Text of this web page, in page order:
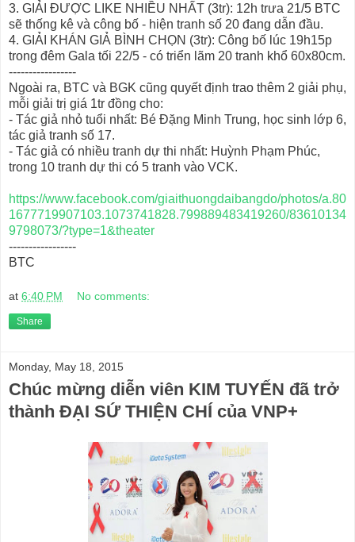
3. GIẢI ĐƯỢC LIKE NHIỀU NHẤT (3tr): 12h trưa 21/5 BTC
sẽ thống kê và công bố - hiện tranh số 20 đang dẫn đầu.
4. GIẢI KHÁN GIẢ BÌNH CHỌN (3tr): Công bố lúc 19h15p
trong đêm Gala tối 22/5 - có triển lãm 20 tranh khổ 60x80cm.
-----------------
Ngoài ra, BTC và BGK cũng quyết định trao thêm 2 giải phụ,
mỗi giải trị giá 1tr đồng cho:
- Tác giả nhỏ tuổi nhất: Bé Đặng Minh Trung, học sinh lớp 6,
tác giả tranh số 17.
- Tác giả có nhiều tranh dự thi nhất: Huỳnh Phạm Phúc,
trong 10 tranh dự thi có 5 tranh vào VCK.
https://www.facebook.com/giaithuongdaibangdo/photos/a.80
1677719907103.1073741828.799889483419260/83610134
9798073/?type=1&theater
-----------------
BTC
at 6:40 PM No comments:
Share
Monday, May 18, 2015
Chúc mừng diễn viên KIM TUYẾN đã trở
thành ĐẠI SỨ THIỆN CHÍ của VNP+